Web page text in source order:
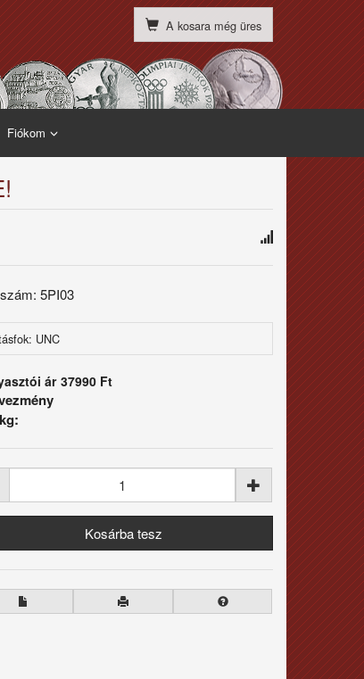
A kosara még üres
Fiókom
5PI03
UNC
ár 37990 Ft